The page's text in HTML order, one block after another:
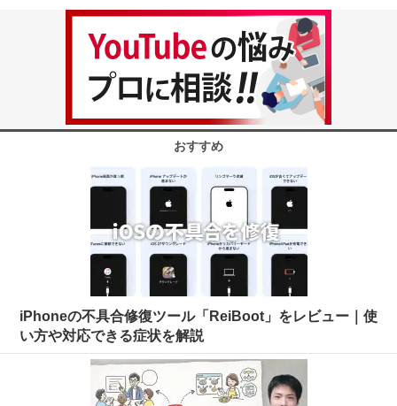
おすすめ
iPhoneの不具合修復ツール「ReiBoot」をレビュー｜使
い方や対応できる症状を解説